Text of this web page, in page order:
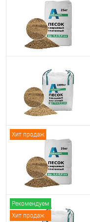
Хит продаж
Рекомендуем
Хит продаж